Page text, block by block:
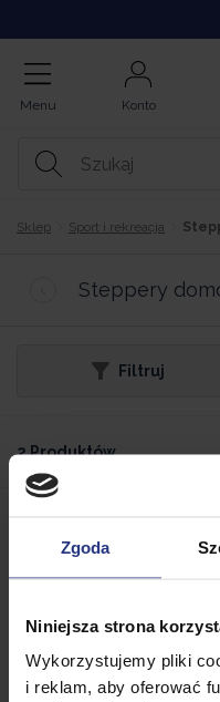
Zgoda
Niniejsza strona
Wykorzystujemy pliki
i reklam, aby oferować
Menu Konto
Sklep Sport i rekreacja
Steppery
Filtruj
2 Produktów